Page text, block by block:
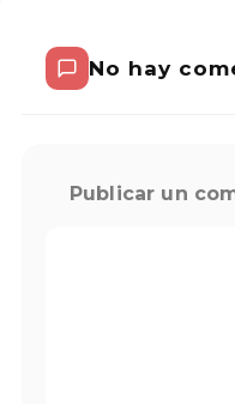
No hay
Publicar un